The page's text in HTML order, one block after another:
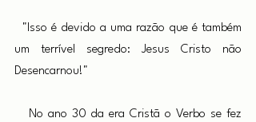
um terrível segredo: Jesus Cristo não
Desencarnou!"
No ano 30 da era Cristã o Verbo se fez